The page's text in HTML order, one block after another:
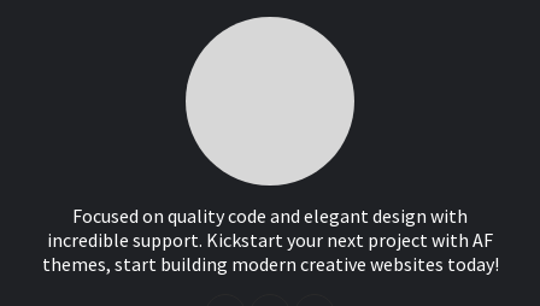
Focused on quality code and elegant design with
incredible support. Kickstart your next project with AF
themes, start building modern creative websites today!